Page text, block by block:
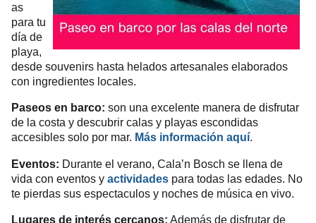
as
para tu
día de
playa,
desde souvenirs hasta helados artesanales elaborados
con ingredientes locales.
Paseos en barco: son una excelente manera de disfrutar
de la costa y descubrir calas y playas escondidas
accesibles solo por mar. Más información aquí.
Eventos: Durante el verano, Cala’n Bosch se llena de
vida con eventos y actividades para todas las edades. No
te pierdas sus espectaculos y noches de música en vivo.
Lugares de interés cercanos: Además de disfrutar de